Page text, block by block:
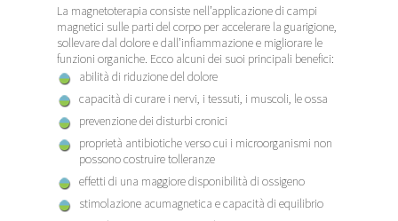
La magnetoterapia consiste nell’applicazione di campi
magnetici sulle parti del corpo per accelerare la guarigione,
sollevare dal dolore e dall’infiammazione e migliorare le
funzioni organiche. Ecco alcuni dei suoi principali benefici:
abilità di riduzione del dolore
capacità di curare i nervi, i tessuti, i muscoli, le ossa
prevenzione dei disturbi cronici
proprietà antibiotiche verso cui i microorganismi non
possono costruire tolleranze
effetti di una maggiore disponibilità di ossigeno
stimolazione acumagnetica e capacità di equilibrio